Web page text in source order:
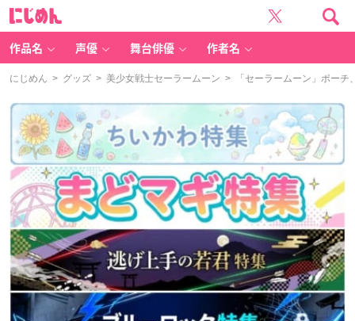
作品名 声優 舞台俳優 作者名
にじめん > グッズ > 美少女戦士セーラームーン > 「セーラームーン」ポーチ